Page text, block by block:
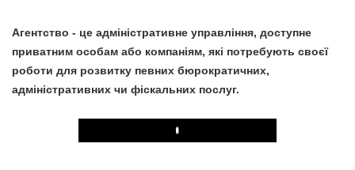
Агентство - це адміністративне управління, доступне
приватним особам або компаніям, які потребують своєї
роботи для розвитку певних бюрократичних,
адміністративних чи фіскальних послуг.
Play